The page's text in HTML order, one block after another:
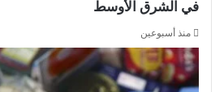
في الشرق الأوسط
منذ أسبوعين